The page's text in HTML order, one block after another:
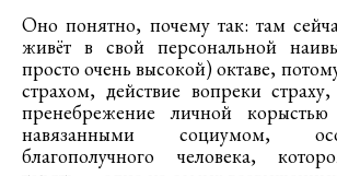
Оно понятно, почему так: там
живёт в свой персональной
просто очень высокой) октаве,
страхом, действие вопреки
пренебрежение личной
навязанными социумом,
благополучного человека,